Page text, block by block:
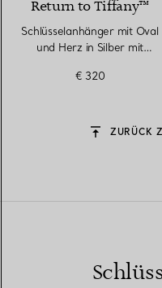
Return to Tiffany™
Schlüsselanhänger mit Oval
und Herz in Silber mit
€ 320
ZURÜCK